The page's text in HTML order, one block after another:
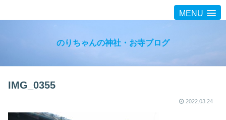
MENU
のりちゃんの神社・お寺ブログ
IMG_0355
2022.03.24